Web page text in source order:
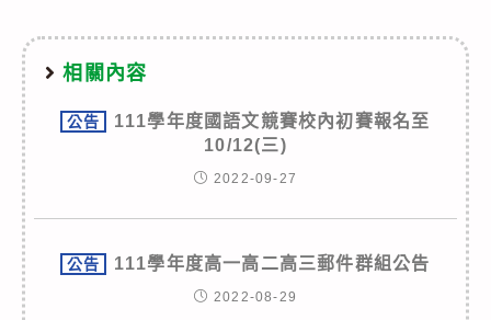
相關內容
公告
111學年度國語文競賽校內初賽報名至
10/12(三)
2022-09-27
公告 111學年度高一高二高三郵件群組公告
2022-08-29